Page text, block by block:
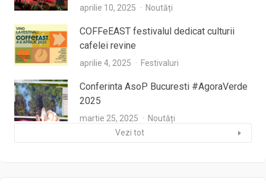
aprilie 10, 2025 Noutăți
COFFeEAST festivalul dedicat culturii
cafelei revine
aprilie 4, 2025 Festivaluri
Conferinta AsoP Bucuresti #AgoraVerde
2025
martie 25, 2025
Noutăți
Vezi tot